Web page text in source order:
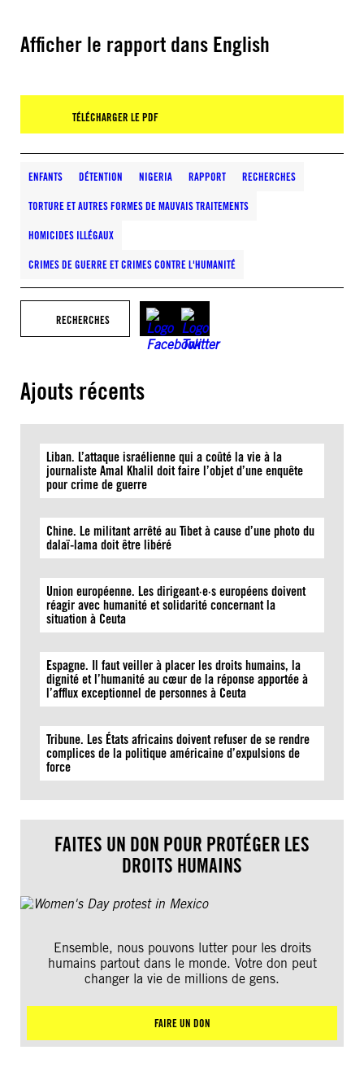
Afficher le rapport dans English
TÉLÉCHARGER LE PDF
ENFANTS DÉTENTION NIGERIA RAPPORT RECHERCHES
TORTURE ET AUTRES FORMES DE MAUVAIS TRAITEMENTS
HOMICIDES ILLÉGAUX
CRIMES DE GUERRE ET CRIMES CONTRE L'HUMANITÉ
RECHERCHES
Ajouts récents
Liban. L’attaque israélienne qui a coûté la vie à la
journaliste Amal Khalil doit faire l’objet d’une enquête
pour crime de guerre
Chine. Le militant arrêté au Tibet à cause d’une photo du
dalaï-lama doit être libéré
Union européenne. Les dirigeant·e·s européens doivent
réagir avec humanité et solidarité concernant la
situation à Ceuta
Espagne. Il faut veiller à placer les droits humains, la
dignité et l’humanité au cœur de la réponse apportée à
l’afflux exceptionnel de personnes à Ceuta
Tribune. Les États africains doivent refuser de se rendre
complices de la politique américaine d’expulsions de
force
FAITES UN DON POUR PROTÉGER LES
DROITS HUMAINS
Ensemble, nous pouvons lutter pour les droits
humains partout dans le monde. Votre don peut
changer la vie de millions de gens.
FAIRE UN DON